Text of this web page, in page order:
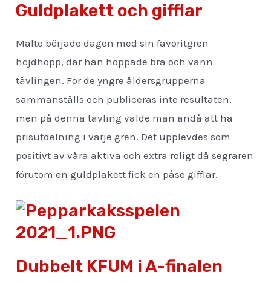
Guldplakett och gifflar
Malte började dagen med sin favoritgren
höjdhopp, där han hoppade bra och vann
tävlingen. För de yngre åldersgrupperna
sammanställs och publiceras inte resultaten,
men på denna tävling valde man ändå att ha
prisutdelning i varje gren. Det upplevdes som
positivt av våra aktiva och extra roligt då segraren
förutom en guldplakett fick en påse gifflar.
Dubbelt KFUM i A-finalen